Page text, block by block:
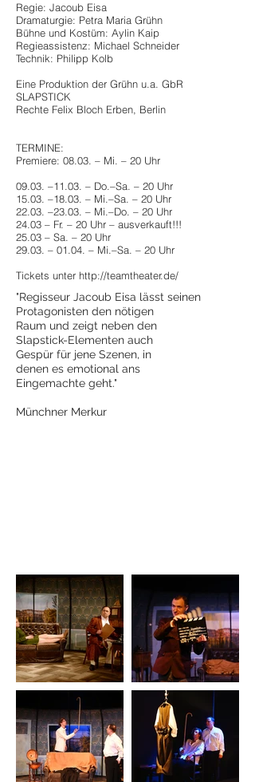
Regie: Jacoub Eisa
Dramaturgie: Petra Maria Grühn
Bühne und Kostüm: Aylin Kaip
Regieassistenz: Michael Schneider
Technik: Philipp Kolb
Eine Produktion der Grühn u.a. GbR
SLAPSTICK
Rechte Felix Bloch Erben, Berlin
TERMINE:
Premiere: 08.03. – Mi. – 20 Uhr
09.03. –11.03. – Do.–Sa. – 20 Uhr
15.03. –18.03. – Mi.–Sa. – 20 Uhr
22.03. –23.03. – Mi.–Do. – 20 Uhr
24.03 – Fr. – 20 Uhr – ausverkauft!!!
25.03 – Sa. – 20 Uhr
29.03. – 01.04. – Mi.–Sa. – 20 Uhr
Tickets unter http://teamtheater.de/
"Regisseur Jacoub Eisa lässt seinen
Protagonisten den nötigen
Raum und zeigt neben den
Slapstick-Elementen auch
Gespür für jene Szenen, in
denen es emotional ans
Eingemachte geht."
Münchner Merkur